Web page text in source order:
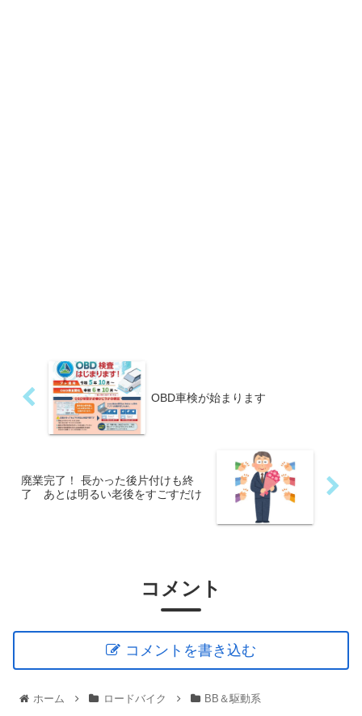
OBD車検が始まります
廃業完了！ 長かった後片付けも終
了 あとは明るい老後をすごすだけ
コメント
コメントを書き込む
ホーム ロードバイク BB＆駆動系